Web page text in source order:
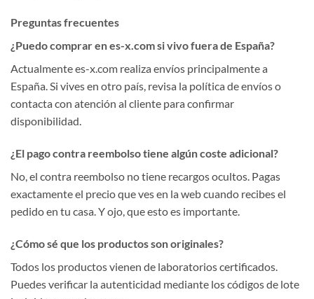
Preguntas frecuentes
¿Puedo comprar en es-x.com si vivo fuera de España?
Actualmente es-x.com realiza envíos principalmente a
España. Si vives en otro país, revisa la política de envíos o
contacta con atención al cliente para confirmar
disponibilidad.
¿El pago contra reembolso tiene algún coste adicional?
No, el contra reembolso no tiene recargos ocultos. Pagas
exactamente el precio que ves en la web cuando recibes el
pedido en tu casa. Y ojo, que esto es importante.
¿Cómo sé que los productos son originales?
Todos los productos vienen de laboratorios certificados.
Puedes verificar la autenticidad mediante los códigos de lote